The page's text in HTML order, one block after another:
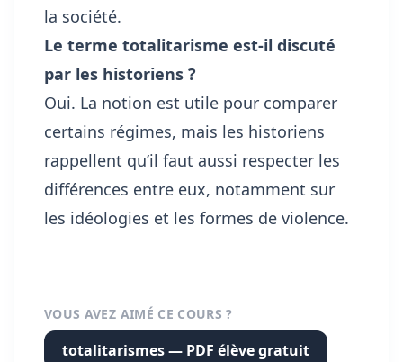
la société.
Le terme totalitarisme est-il discuté
par les historiens ?
Oui. La notion est utile pour comparer
certains régimes, mais les historiens
rappellent qu’il faut aussi respecter les
différences entre eux, notamment sur
les idéologies et les formes de violence.
VOUS AVEZ AIMÉ CE COURS ?
totalitarismes — PDF élève gratuit